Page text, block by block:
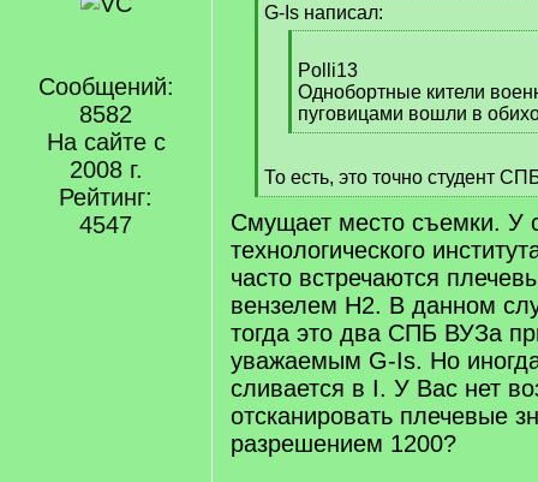
Сообщений:
8582
На сайте с
2008 г.
Рейтинг:
4547
[G-Is написал:
q
]
Polli13
Однобортные кители
пуговицами вошли в
[
q
]
То есть, это точно студент
[
/
q
]
Смущает место съемки. У
технологического
часто встречаются
вензелем Н2. В данном
тогда это два СПБ ВУЗа
уважаемым G-Is. Но
сливается в I. У Вас нет
отсканировать плечевые
разрешением 1200?